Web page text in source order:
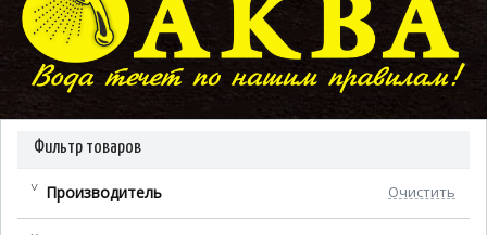
Фильтр товаров
Производитель Очистить